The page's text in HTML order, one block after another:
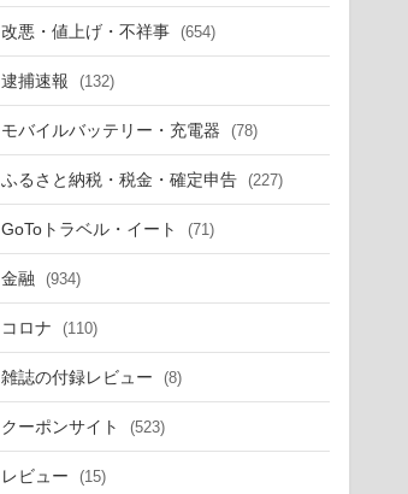
改悪・値上げ・不祥事 (654)
逮捕速報 (132)
モバイルバッテリー・充電器 (78)
ふるさと納税・税金・確定申告 (227)
GoToトラベル・イート (71)
金融 (934)
コロナ (110)
雑誌の付録レビュー (8)
クーポンサイト (523)
レビュー (15)